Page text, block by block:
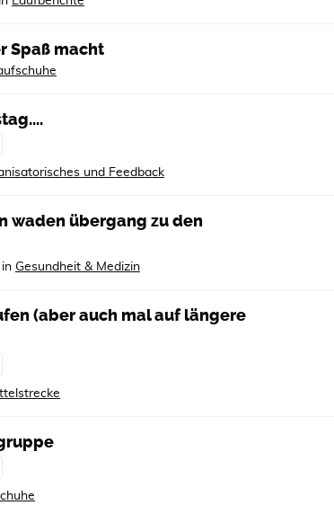
Spaß macht
und Feedback
waden übergang zu den
in Gesundheit & Medizin
(aber auch mal auf längere